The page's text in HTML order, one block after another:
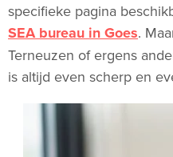
specifieke pagina
SEA bureau in Goes.
Terneuzen of ergens
is altijd even scherp en